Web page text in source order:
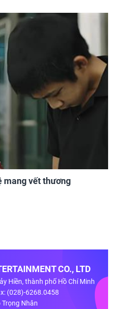
mang vết thương
CO., LTD
Hiền, thành phố Hồ Chí Minh
(028)-6268.0458
Nhân